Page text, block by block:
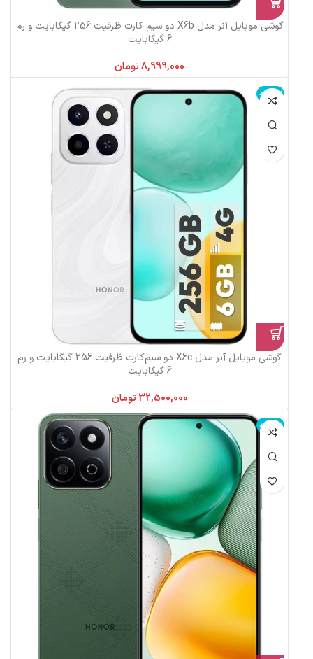
گوشی موبایل آنر مدل X6b دو سیم کارت ظرفیت 256 گیگابایت و رم
6 گیگابایت
تومان
ناموجود
گوشی موبایل آنر مدل X6c دو سیم‌کارت ظرفیت 256 گیگابایت و رم
6 گیگابایت
تومان
ناموجود